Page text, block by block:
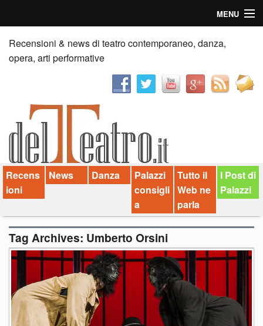
MENU
Home
Recensioni
News
Palazzi consiglia
Video
Chi siamo
Contatti
dT in English
Recensioni & news di teatro contemporaneo, danza,
opera, arti performative
Recens
ioni
News Danza
Palazzi
consigli
a
Tutto il
Web ne
parla
I Post di
Palazzi
Tag Archives: Umberto Orsini